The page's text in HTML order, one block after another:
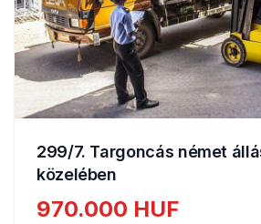
299/7. Targoncás német
közelében
970.000 HUF